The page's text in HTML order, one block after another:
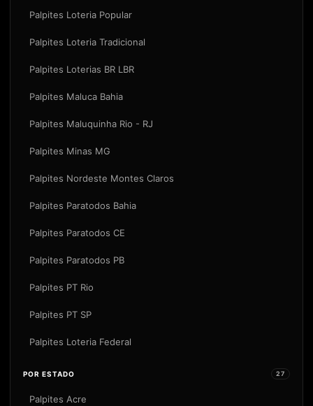
Palpites Loteria Popular
Palpites Loteria Tradicional
Palpites Loterias BR LBR
Palpites Maluca Bahia
Palpites Maluquinha Rio - RJ
Palpites Minas MG
Palpites Nordeste Montes Claros
Palpites Paratodos Bahia
Palpites Paratodos CE
Palpites Paratodos PB
Palpites PT Rio
Palpites PT SP
Palpites Loteria Federal
POR ESTADO 27
Palpites Acre